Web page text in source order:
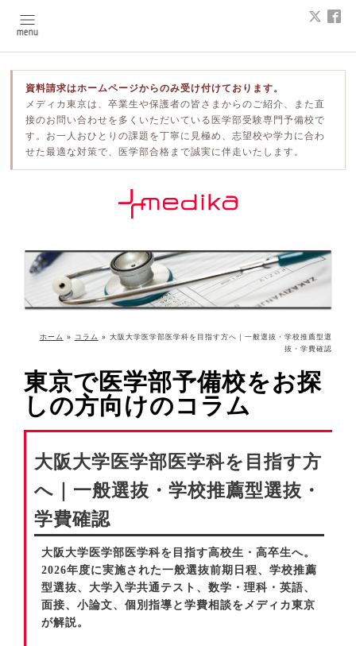
資料請求はホームページからのみ受け付けております。
メディカ東京は、卒業生や保護者の皆さまからのご紹介、また直
接のお問い合わせを多くいただいている医学部受験専門予備校で
す。お一人おひとりの課題を丁寧に見極め、志望校や学力に合わ
せた最適な対策で、医学部合格まで誠実に伴走いたします。
ホーム » コラム » 大阪大学医学部医学科を目指す方へ｜一般選抜・学校推薦型選
抜・学費確認
東京で医学部予備校をお探
しの方向けのコラム
大阪大学医学部医学科を目指す方
へ｜一般選抜・学校推薦型選抜・
学費確認
大阪大学医学部医学科を目指す高校生・高卒生へ。
2026年度に実施された一般選抜前期日程、学校推薦
型選抜、大学入学共通テスト、数学・理科・英語、
面接、小論文、個別指導と学費相談をメディカ東京
が解説。